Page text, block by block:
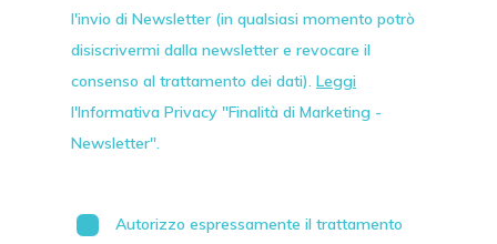
l'invio di Newsletter (in qualsiasi momento potrò
disiscrivermi dalla newsletter e revocare il
consenso al trattamento dei dati). Leggi
l'Informativa Privacy "Finalità di Marketing -
Newsletter".
Autorizzo espressamente il trattamento